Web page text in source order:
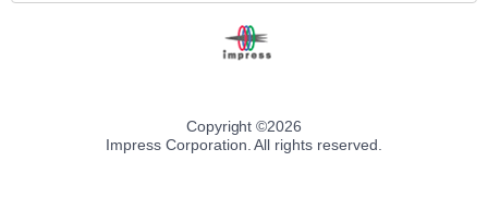
Copyright ©2026
Impress Corporation. All rights reserved.